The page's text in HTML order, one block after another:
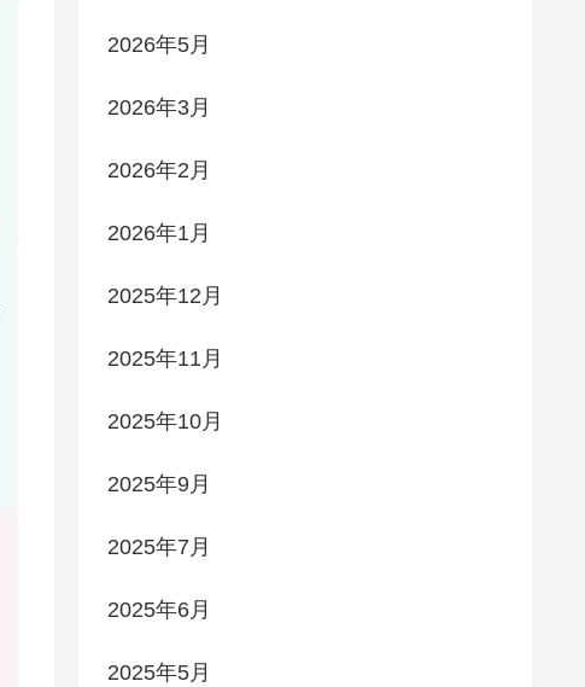
2026年5月
2026年3月
2026年2月
2026年1月
2025年12月
2025年11月
2025年10月
2025年9月
2025年7月
2025年6月
2025年5月